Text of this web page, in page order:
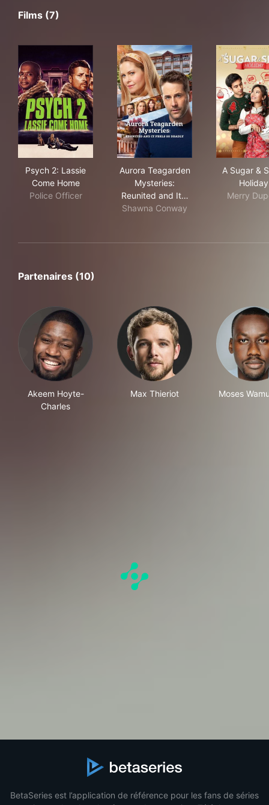
Films (7)
Psych 2: Lassie
Come Home
Police Officer
Aurora Teagarden
Mysteries:
Reunited and It…
Shawna Conway
A Sugar &
Holiday
Merry
Partenaires (10)
Akeem Hoyte-
Charles
Max Thieriot Moses
BetaSeries est l’application de référence pour les fans de séries